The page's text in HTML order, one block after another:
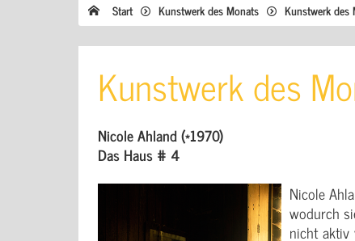
Start Kunstwerk des Monats Kunstwerk
Kunstwerk des
Nicole Ahland (*1970)
Das Haus # 4
Nicole
wodurch
nicht aktiv